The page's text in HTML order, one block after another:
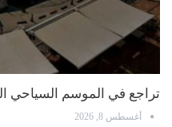
تراجع في الموسم السياحي
أغسطس 8, 2026